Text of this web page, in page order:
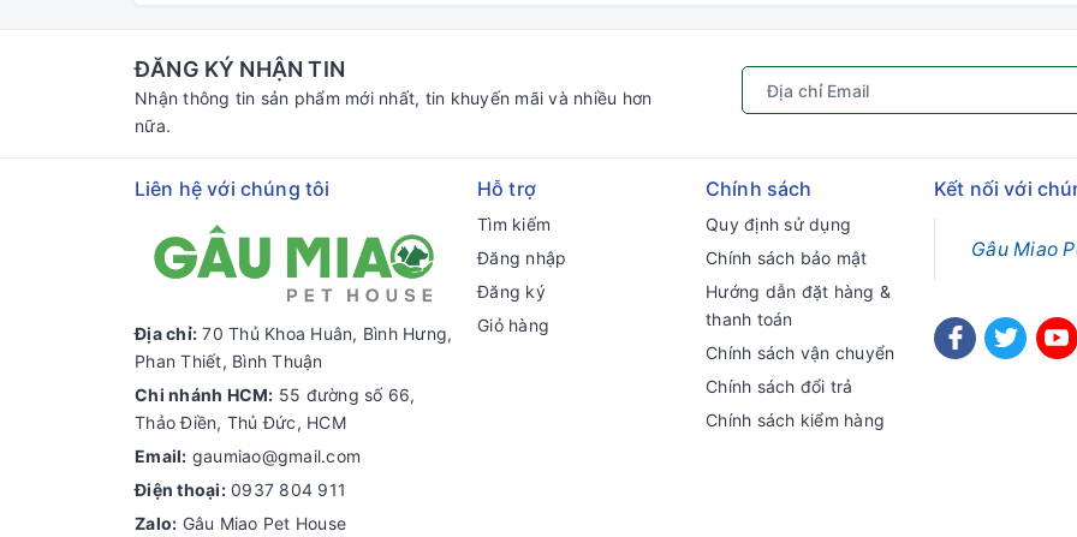
ĐĂNG KÝ NHẬN TIN
Nhận thông tin sản phẩm mới nhất, tin khuyến mãi và nhiều hơn
nữa.
Liên hệ với chúng tôi
Địa chỉ: 70 Thủ Khoa Huân, Bình Hưng,
Phan Thiết, Bình Thuận
Chi nhánh HCM: 55 đường số 66,
Thảo Điền, Thủ Đức, HCM
Email: gaumiao@gmail.com
Điện thoại: 0937 804 911
Zalo: Gâu Miao Pet House
Hỗ trợ
Tìm kiếm
Đăng nhập
Đăng ký
Giỏ hàng
Chính sách
Quy định sử dụng
Chính sách bảo mật
Hướng dẫn đặt hàng &
thanh toán
Chính sách vận chuyển
Chính sách đổi trả
Chính sách kiểm hàng
Kết nối với
Gâu Miao